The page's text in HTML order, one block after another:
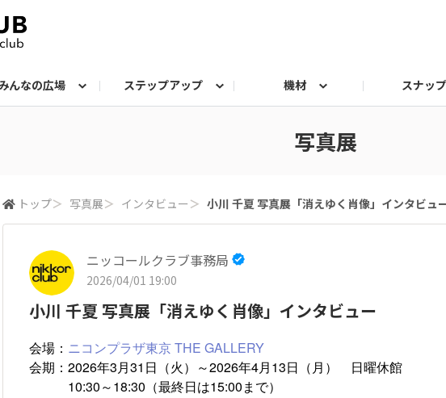
んなの広場 ステップアップ 機材 スナップ
写真展
トップ＞ 写真展＞ インタビュー ＞ 小川 千夏 写真展「消えゆく肖像」インタビュ
ニッコールクラブ事務局
2026/04/01 19:00
小川 千夏 写真展「消えゆく肖像」インタビュー
会場： ニコンプラザ東京 THE GALLERY
会期：2026年3月31日（火）～2026年4月13日（月） 日曜休館
10:30～18:30（最終日は15:00まで）